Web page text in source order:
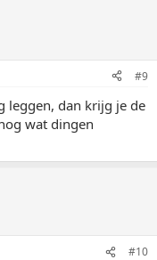
#9
leggen, dan krijg je de
wat dingen
#10